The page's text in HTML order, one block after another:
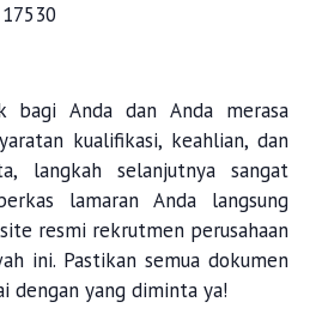
bagi Anda dan Anda merasa
kualifikasi, keahlian, dan
langkah selanjutnya sangat
lamaran Anda langsung
resmi rekrutmen perusahaan
ini. Pastikan semua dokumen
dengan yang diminta ya!